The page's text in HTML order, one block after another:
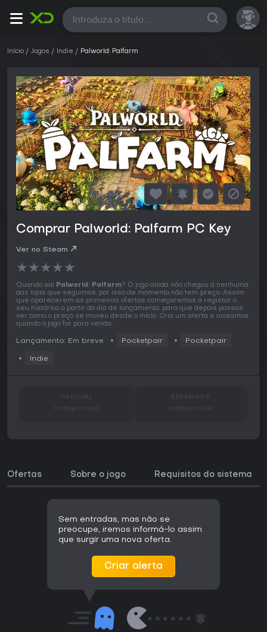
Todas
Início Jogos Indie Palworld: Palfarm
Comprar Palworld: Palfarm PC Key
Ver no Steam
★★★★★
Quando sai Palworld: Palfarm? O jogo ainda não chegou a nenhuma
das lojas que seguimos, por isso de momento não tem preço. Assim
que aparecerem as primeiras ofertas começaremos a registar o
seu histórico a partir do dia de lançamento, para que depois possas
ver como o preço se moveu desde o início. Cria um alerta e avisamos
quando o jogo for para venda.
Lançamento: Em breve Pocketpair Pocketpair
Indie
Indisponível Indisponível
Ofertas Sobre o jogo Requisitos do sistema
Sem entradas, mas não se
preocupe, iremos informá-lo assim
que surgir uma nova oferta.
Criar alerta